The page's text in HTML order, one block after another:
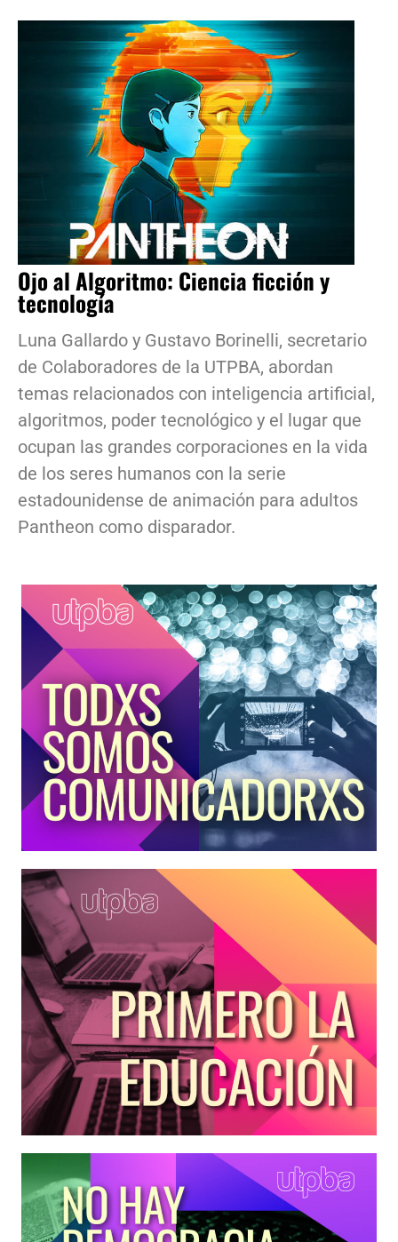
Ojo al Algoritmo: Ciencia ficción y
tecnología
Luna Gallardo y Gustavo Borinelli, secretario
de Colaboradores de la UTPBA, abordan
temas relacionados con inteligencia artificial,
algoritmos, poder tecnológico y el lugar que
ocupan las grandes corporaciones en la vida
de los seres humanos con la serie
estadounidense de animación para adultos
Pantheon como disparador.